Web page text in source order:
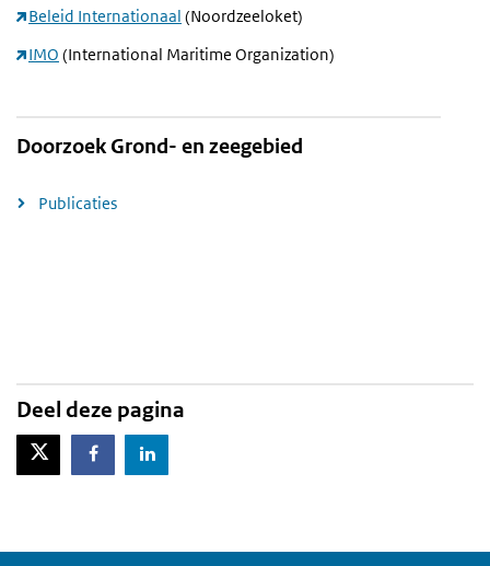
Beleid Internationaal (Noordzeeloket)
IMO (International Maritime Organization)
Doorzoek Grond- en zeegebied
Publicaties
Deel deze pagina
X-TwitterFacebookLinkedIn